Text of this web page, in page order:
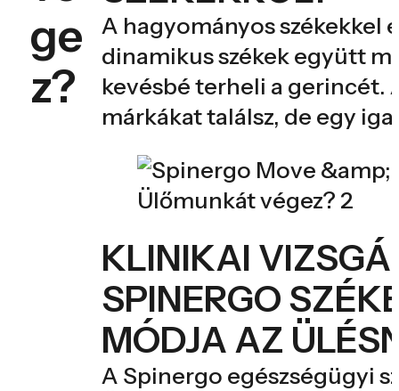
ge
z?
A hagyományos székekkel
dinamikus székek együtt
kevésbé terheli a gerincét.
márkákat találsz, de egy
Ülőmunkát végez? 2
KLINIKAI
SPINERGO
MÓDJA AZ
A Spinergo egészségügyi